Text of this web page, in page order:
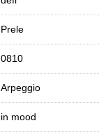
Prele
0810
Arpeggio
in mood